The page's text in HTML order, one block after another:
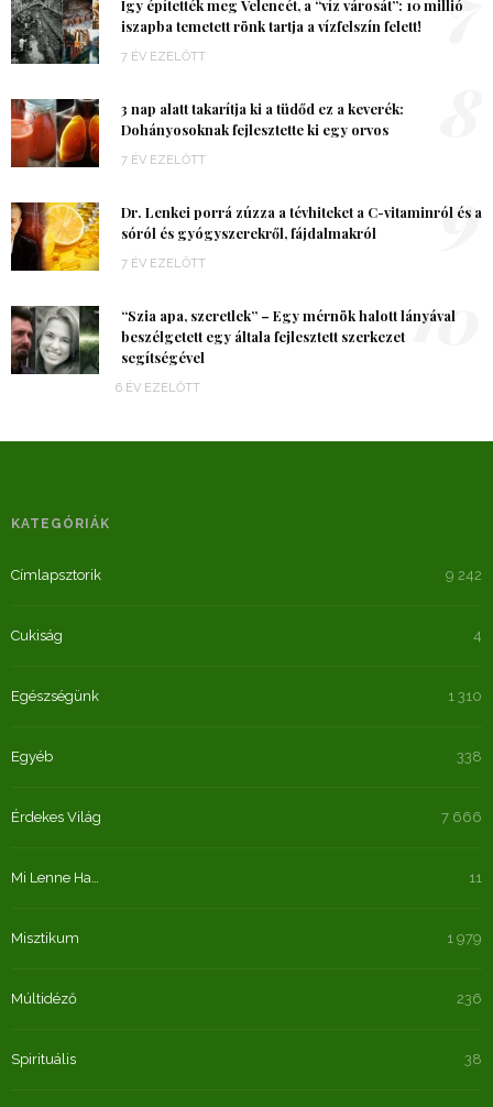
Így építették meg Velencét, a “víz városát”: 10 millió
iszapba temetett rönk tartja a vízfelszín felett!
7 ÉV EZELŐTT
3 nap alatt takarítja ki a tüdőd ez a keverék:
Dohányosoknak fejlesztette ki egy orvos
7 ÉV EZELŐTT
Dr. Lenkei porrá zúzza a tévhiteket a C-vitaminról és a
sóról és gyógyszerekről, fájdalmakról
7 ÉV EZELŐTT
9
“Szia apa, szeretlek” – Egy mérnök halott lányával
beszélgetett egy általa fejlesztett szerkezet
segítségével
6 ÉV EZELŐTT
10
KATEGÓRIÁK
Címlapsztorik 9 242
Cukiság 4
Egészségünk 1 310
Egyéb 338
Érdekes Világ 7 666
Mi Lenne Ha… 11
Misztikum 1 979
Múltidéző 236
Spirituális 38